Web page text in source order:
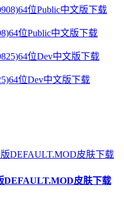
位Public中文版下载
位Dev中文版下载
DEFAULT.MOD皮肤下载